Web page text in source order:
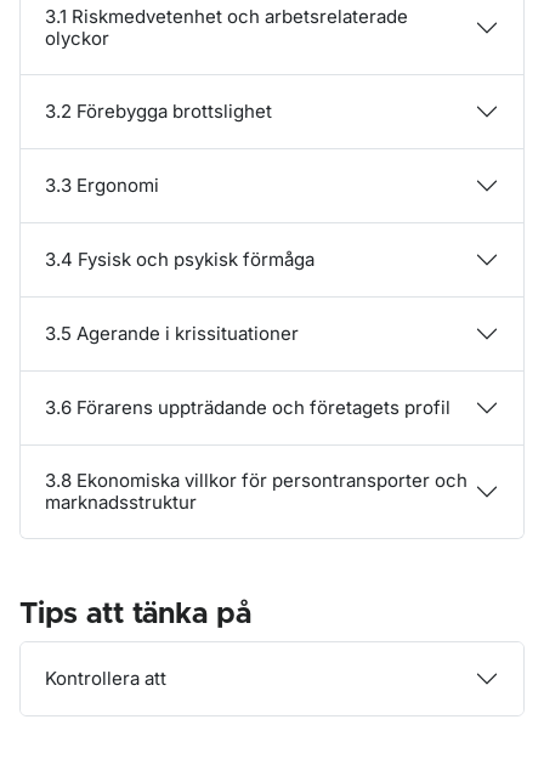
3.1 Riskmedvetenhet och arbetsrelaterade
olyckor
3.2 Förebygga brottslighet
3.3 Ergonomi
3.4 Fysisk och psykisk förmåga
3.5 Agerande i krissituationer
3.6 Förarens uppträdande och företagets profil
3.8 Ekonomiska villkor för persontransporter och
marknadsstruktur
Tips att tänka på
Kontrollera att